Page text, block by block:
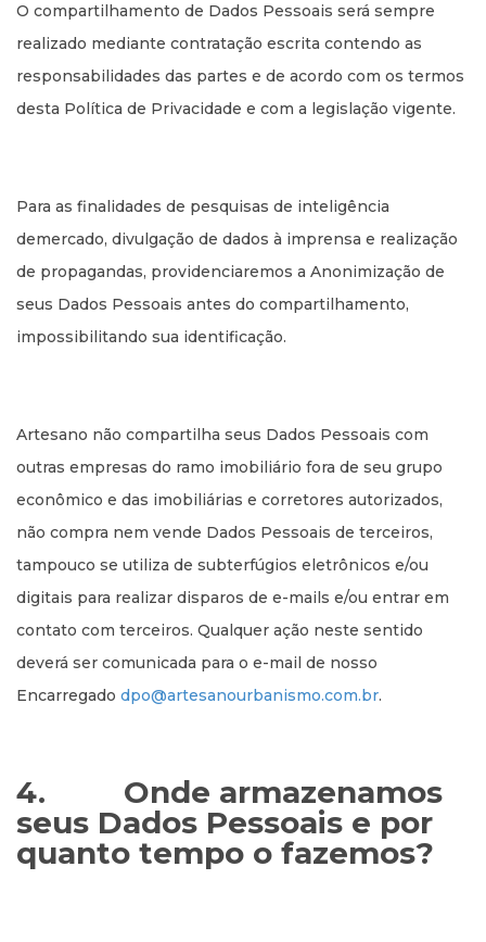
O compartilhamento de Dados Pessoais será sempre
realizado mediante contratação escrita contendo as
responsabilidades das partes e de acordo com os termos
desta Política de Privacidade e com a legislação vigente.
Para as finalidades de pesquisas de inteligência
demercado, divulgação de dados à imprensa e realização
de propagandas, providenciaremos a Anonimização de
seus Dados Pessoais antes do compartilhamento,
impossibilitando sua identificação.
Artesano não compartilha seus Dados Pessoais com
outras empresas do ramo imobiliário fora de seu grupo
econômico e das imobiliárias e corretores autorizados,
não compra nem vende Dados Pessoais de terceiros,
tampouco se utiliza de subterfúgios eletrônicos e/ou
digitais para realizar disparos de e-mails e/ou entrar em
contato com terceiros. Qualquer ação neste sentido
deverá ser comunicada para o e-mail de nosso
Encarregado dpo@artesanourbanismo.com.br.
4. Onde armazenamos
seus Dados Pessoais e por
quanto tempo o fazemos?